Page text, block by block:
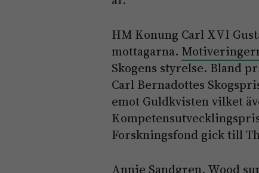
HM Konung Carl XVI
mottagarna.
Skogens styrelse. Bland
Carl Bernadottes
emot Guldkvisten vilket
Forskningsfond gick till
Annie Sandgren, Wood